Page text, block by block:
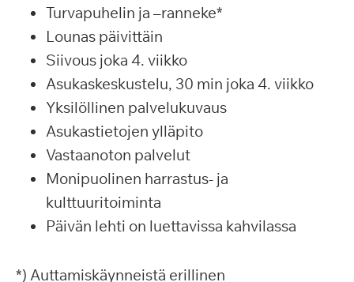
Turvapuhelin ja –ranneke*
Lounas päivittäin
Siivous joka 4. viikko
Asukaskeskustelu, 30 min joka 4. viikko
Yksilöllinen palvelukuvaus
Asukastietojen ylläpito
Vastaanoton palvelut
Monipuolinen harrastus- ja
kulttuuritoiminta
Päivän lehti on luettavissa kahvilassa
*) Auttamiskäynneistä erillinen